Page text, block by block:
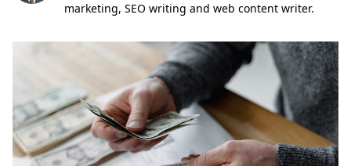
marketing, SEO writing and web content writer.